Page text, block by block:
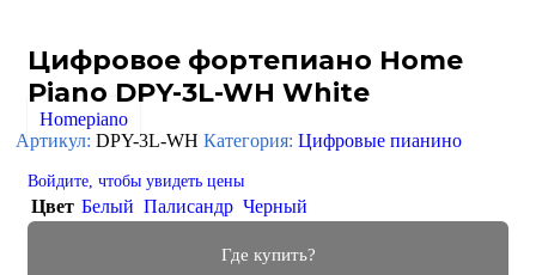
Цифровое фортепиано Home
Piano DPY-3L-WH White
Homepiano
Артикул: DPY-3L-WH Категория: Цифровые пианино
Войдите, чтобы увидеть цены
Цвет Белый Палисандр Черный
Где купить?